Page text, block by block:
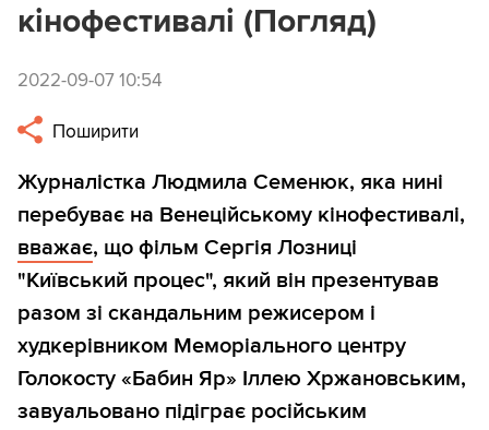
кінофестивалі (Погляд)
2022-09-07 10:54
Поширити
Журналістка Людмила Семенюк, яка нині
перебуває на Венеційському кінофестивалі,
вважає, що фільм Сергія Лозниці
"Київський процес", який він презентував
разом зі скандальним режисером і
худкерівником Меморіального центру
Голокосту «Бабин Яр» Іллею Хржановським,
завуальовано підіграє російським